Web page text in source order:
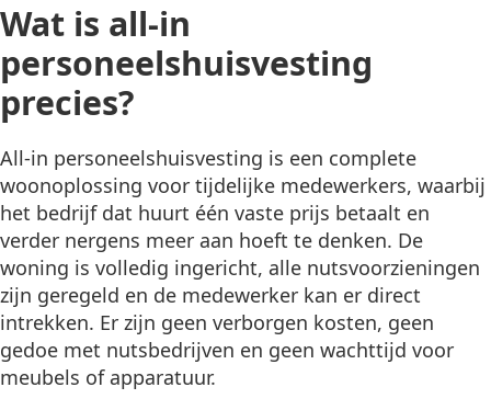
Wat is all-in
personeelshuisvesting
precies?
All-in personeelshuisvesting is een complete
woonoplossing voor tijdelijke medewerkers, waarbij
het bedrijf dat huurt één vaste prijs betaalt en
verder nergens meer aan hoeft te denken. De
woning is volledig ingericht, alle nutsvoorzieningen
zijn geregeld en de medewerker kan er direct
intrekken. Er zijn geen verborgen kosten, geen
gedoe met nutsbedrijven en geen wachttijd voor
meubels of apparatuur.